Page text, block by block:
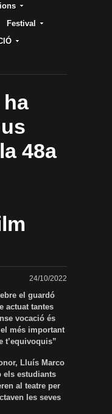
Festival
48a
24/10/2022
el guardó
actuat tantes
vocació és
més important
t’equivoquis”
Lluís Marco
els estudiants
al teatre per
les seves